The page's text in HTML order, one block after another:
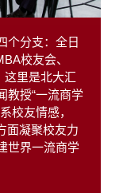
个分支：全日
校友会、
这里是北大汇
教授“一流商学
校友情感，
面凝聚校友力
世界一流商学